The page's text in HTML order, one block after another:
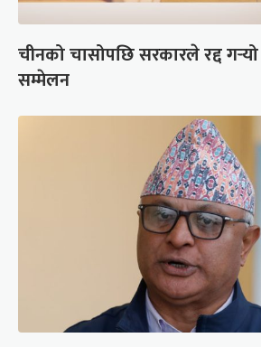
चीनको चासोपछि सरकारले रद्द
सम्मेलन